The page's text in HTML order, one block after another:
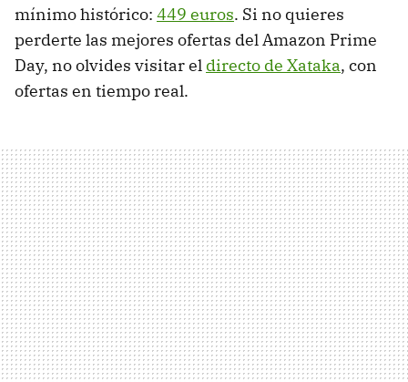
mínimo histórico: 449 euros. Si no quieres
perderte las mejores ofertas del Amazon Prime
Day, no olvides visitar el directo de Xataka, con
ofertas en tiempo real.